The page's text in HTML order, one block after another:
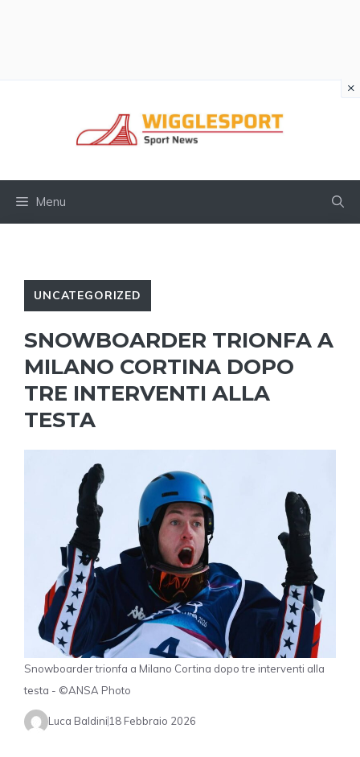
Menu
UNCATEGORIZED
SNOWBOARDER TRIONFA A
MILANO CORTINA DOPO
TRE INTERVENTI ALLA
TESTA
Snowboarder trionfa a Milano Cortina dopo tre interventi alla
testa - ©ANSA Photo
Luca Baldini18 Febbraio 2026
×